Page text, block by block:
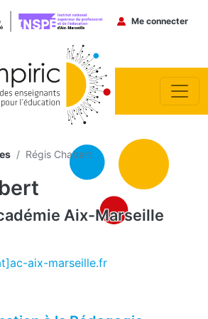
Menu du
Me connecter
Régis Chabert
Aix-Marseille
aix-marseille.fr